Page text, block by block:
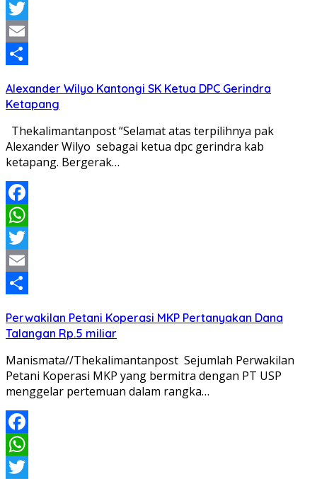
WhatsApp
Twitter
Email
Alexander Wilyo Kantongi SK Ketua DPC Gerindra
Ketapang
Thekalimantanpost “Selamat atas terpilihnya pak
Alexander Wilyo sebagai ketua dpc gerindra kab
ketapang. Bergerak…
Facebook
WhatsApp
Twitter
Email
Perwakilan Petani Koperasi MKP Pertanyakan Dana
Talangan Rp.5 miliar
Manismata//Thekalimantanpost Sejumlah Perwakilan
Petani Koperasi MKP yang bermitra dengan PT USP
menggelar pertemuan dalam rangka…
Facebook
WhatsApp